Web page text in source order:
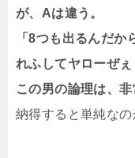
が、Aは違う。
「8つも出るんだ
れふしてヤローぜぇ
この男の論理は、非
納得すると単純なの